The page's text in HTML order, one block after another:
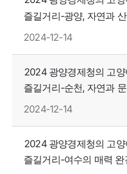
즐길거리-광양, 자연과
2024-12-14
2024 광양경제청의 고
즐길거리-순천, 자연과
2024-12-14
2024 광양경제청의 고
즐길거리-여수의 매력 완